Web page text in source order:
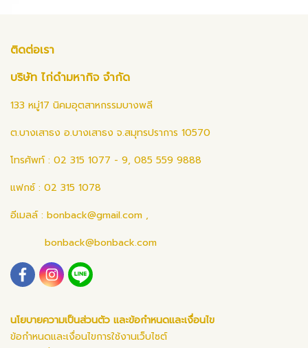
ติดต่อเรา
บริษัท ไก่ดำมหากิจ จำกัด
133 หมู่17 นิคมอุตสาหกรรมบางพลี
ต.บางเสาธง อ.บางเสาธง จ.สมุทรปราการ 10570
โทรศัพท์ : 02 315 1077 - 9, 085 559 9888
แฟกซ์ : 02 315 1078
อีเมลล์ : bonback@gmail.com ,
bonback@bonback.com
นโยบายความเป็นส่วนตัว และข้อกำหนดและเงื่อนไข
ข้อกำหนดและเงื่อนไขการใช้งานเว็บไซต์